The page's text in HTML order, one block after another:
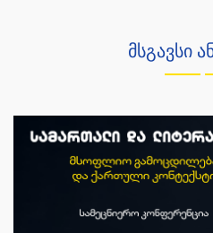
მსგავსი